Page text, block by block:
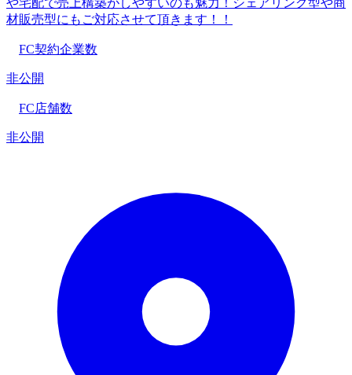
材販売型にもご対応させて頂きます！！
FC契約企業数
非公開
FC店舗数
非公開